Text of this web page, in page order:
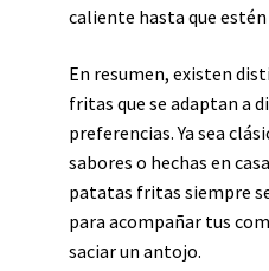
caliente hasta que
En resumen, existen
fritas que se adaptan a
preferencias. Ya sea
sabores o hechas en
patatas fritas siempre
para acompañar tus
saciar un antojo.